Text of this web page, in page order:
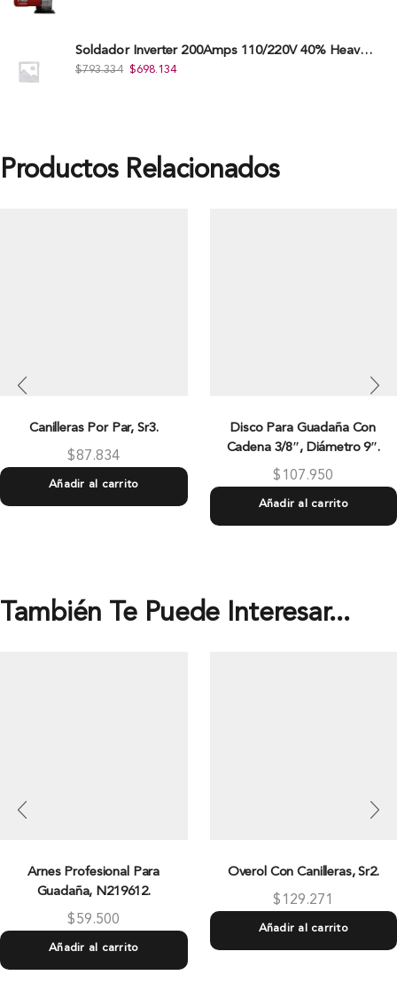
Soldador Inverter 200Amps 110/220V 40% Heavy Duty (Hd) Tkwi-200-C
$793.334 $698.134
Productos Relacionados
Canilleras Por Par, Sr3.
$87.834
Añadir al carrito
Disco Para Guadaña Con
Cadena 3/8″, Diámetro 9″.
$ 107.950
Añadir al carrito
También Te Puede Interesar...
Arnes Profesional Para
Guadaña, N219612.
$59.500
Añadir al carrito
Overol Con Canilleras, Sr2.
$ 129.271
Añadir al carrito